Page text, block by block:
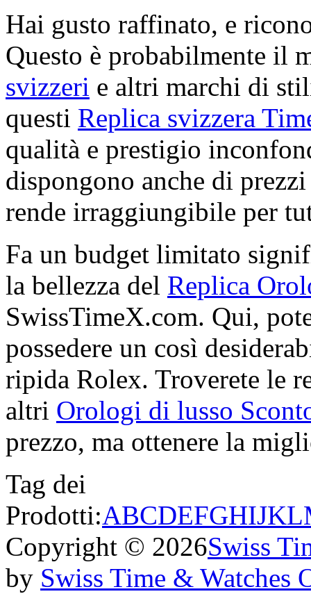
Hai gusto raffinato, e
Questo è probabilmente il
svizzeri e altri marchi di
questi Replica svizzera
qualità e prestigio
dispongono anche di
rende irraggiungibile per
Fa un budget limitato
la bellezza del Replica
SwissTimeX.com. Qui,
possedere un così
ripida Rolex. Troverete le
altri Orologi di lusso
prezzo, ma ottenere la
Tag dei
Prodotti:ABCDEFGHIJKL
Copyright © 2026Swiss
by Swiss Time & Watches